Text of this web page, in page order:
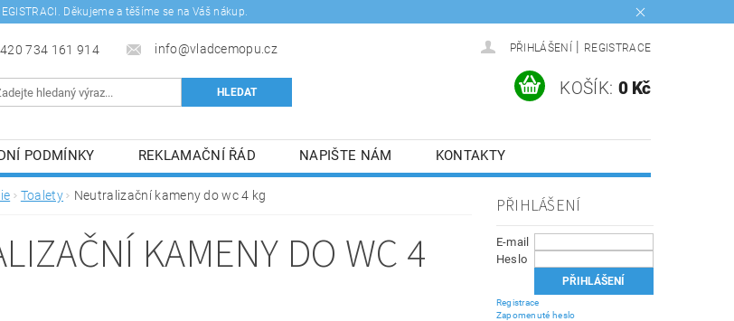
Děkujeme a těšíme se na Váš nákup.
734 161 914 info@vladcemopu.cz PŘIHLÁŠENÍ REGISTRACE
KOŠÍK: 0 Kč
PODMÍNKY REKLAMAČNÍ ŘÁD NAPIŠTE NÁM
KONTAKTY
OSOBNÍCH ÚDAJŮ.
Toalety Neutralizační kameny do wc 4 kg
KAMENY DO WC 4
PŘIHLÁŠENÍ
E-mail
Heslo
Registrace
Zapomenuté heslo